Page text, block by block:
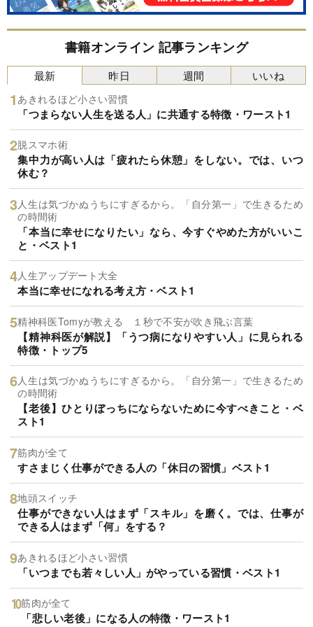
書籍オンライン 記事ランキング
最新
あきれるほど小さい習慣
「つまらない人生を送る人」に共通する特徴・ワースト1
脱スマホ術
集中力が高い人は「疲れたら休憩」をしない。では、いつ
休む？
人生は気づかぬうちにすぎるから。「自分第一」で生きるため
の時間術
「本当に幸せになりたい」なら、今すぐやめた方がいいこ
と・ベスト1
人生アップデート大全
本当に幸せになれる考え方・ベスト1
精神科医Tomyが教える １秒で不安が吹き飛ぶ言葉
【精神科医が解説】「うつ病になりやすい人」に見られる
特徴・トップ5
人生は気づかぬうちにすぎるから。「自分第一」で生きるため
の時間術
【老後】ひとりぼっちにならないために今すべきこと・ベ
スト1
筋肉が全て
すさまじく仕事ができる人の「休日の習慣」ベスト1
地頭スイッチ
仕事ができない人はまず「スキル」を磨く。では、仕事が
できる人はまず「何」をする？
あきれるほど小さい習慣
「いつまでも若々しい人」がやっている習慣・ベスト1
筋肉が全て
「悲しい老後」になる人の特徴・ワースト1
昨日 週間 いいね